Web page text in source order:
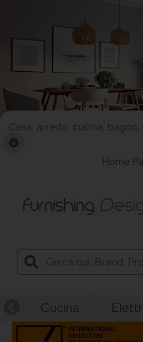
Casa: arredo, cucina,
Home
Cucina